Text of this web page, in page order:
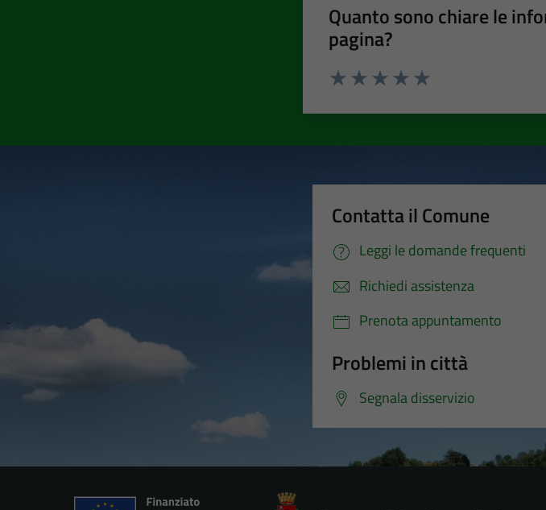
Quanto sono chiare le
pagina?
Contatta il Comune
Leggi le domande frequenti
Richiedi assistenza
Prenota appuntamento
Problemi in città
Segnala disservizio